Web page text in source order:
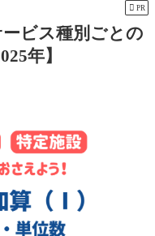
 PR
ビス種別ごとの
年】